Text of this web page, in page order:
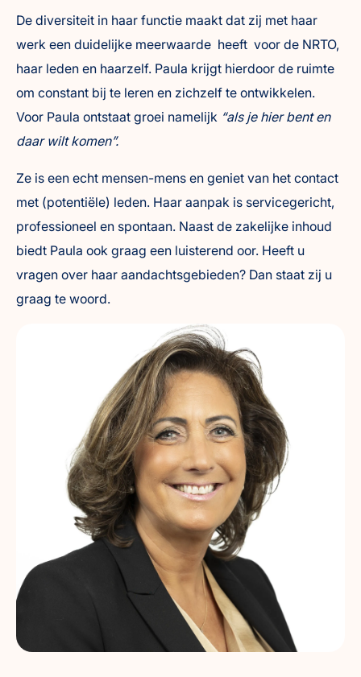
De diversiteit in haar functie maakt dat zij met haar
werk een duidelijke meerwaarde heeft voor de NRTO,
haar leden en haarzelf. Paula krijgt hierdoor de ruimte
om constant bij te leren en zichzelf te ontwikkelen.
Voor Paula ontstaat groei namelijk “als je hier bent en
daar wilt komen”.
Ze is een echt mensen-mens en geniet van het contact
met (potentiële) leden. Haar aanpak is servicegericht,
professioneel en spontaan. Naast de zakelijke inhoud
biedt Paula ook graag een luisterend oor. Heeft u
vragen over haar aandachtsgebieden? Dan staat zij u
graag te woord.